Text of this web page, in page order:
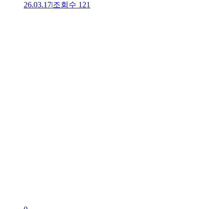
26.03.17|조회수 121